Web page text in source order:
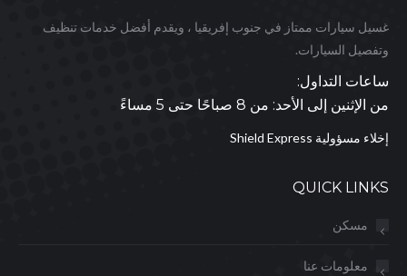
غسيل سيارات ممتاز في جنوب إفريقيا ، ويقدم أفضل خدمات تنظيف
وتفصيل السيارات.
ساعات التداول:
من الإثنين إلى الأحد: من 8 صباحًا حتى 5 مساءً
إخلاء مسؤولية Shield Express
QUICK LINKS
مسكن
معلومات عنا